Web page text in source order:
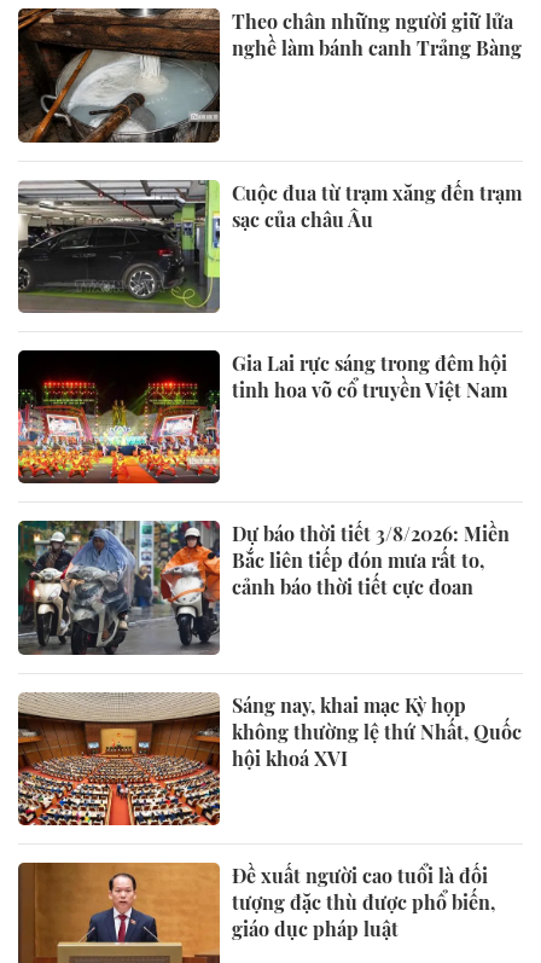
Theo chân những người giữ lửa
nghề làm bánh canh Trảng Bàng
Cuộc đua từ trạm xăng đến trạm
sạc của châu Âu
Gia Lai rực sáng trong đêm hội
tinh hoa võ cổ truyền Việt Nam
Dự báo thời tiết 3/8/2026: Miền
Bắc liên tiếp đón mưa rất to,
cảnh báo thời tiết cực đoan
Sáng nay, khai mạc Kỳ họp
không thường lệ thứ Nhất, Quốc
hội khoá XVI
Đề xuất người cao tuổi là đối
tượng đặc thù được phổ biến,
giáo dục pháp luật